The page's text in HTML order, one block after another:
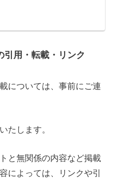
引用・転載・リンク
については、事前にご連
たします。
と無関係の内容など掲載
によっては、リンクや引